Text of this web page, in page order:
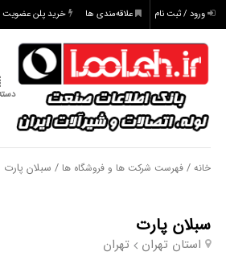
ورود / ثبت نام علاقه‌مندی ها خرید پلن عضویت
خانه /فهرست شرکت ها و فروشگاه ها / سبلان پارت
سبلان پارت
استان تهران تهران